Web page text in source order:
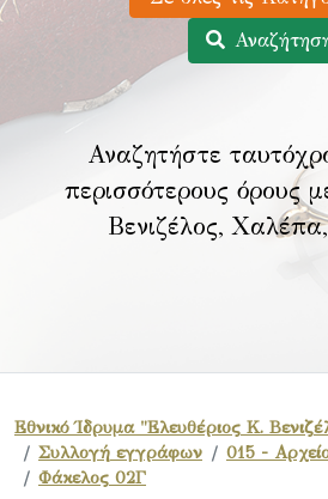
Αναζητήστε
περισσότερους όρους
Βενιζέλος,
Εθνικό Ίδρυμα "Ελευθέριος Κ.
Συλλογή εγγράφων
015 -
Φάκελος 02Γ